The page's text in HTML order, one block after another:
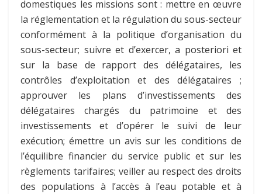
domestiques les missions sont : mettre en œuvre
la réglementation et la régulation du sous-secteur
conformément à la politique d’organisation du
sous-secteur; suivre et d’exercer, a posteriori et
sur la base de rapport des délégataires, les
contrôles d’exploitation et des délégataires ;
approuver les plans d’investissements des
délégataires chargés du patrimoine et des
investissements et d’opérer le suivi de leur
exécution; émettre un avis sur les conditions de
l’équilibre financier du service public et sur les
règlements tarifaires; veiller au respect des droits
des populations à l’accès à l’eau potable et à